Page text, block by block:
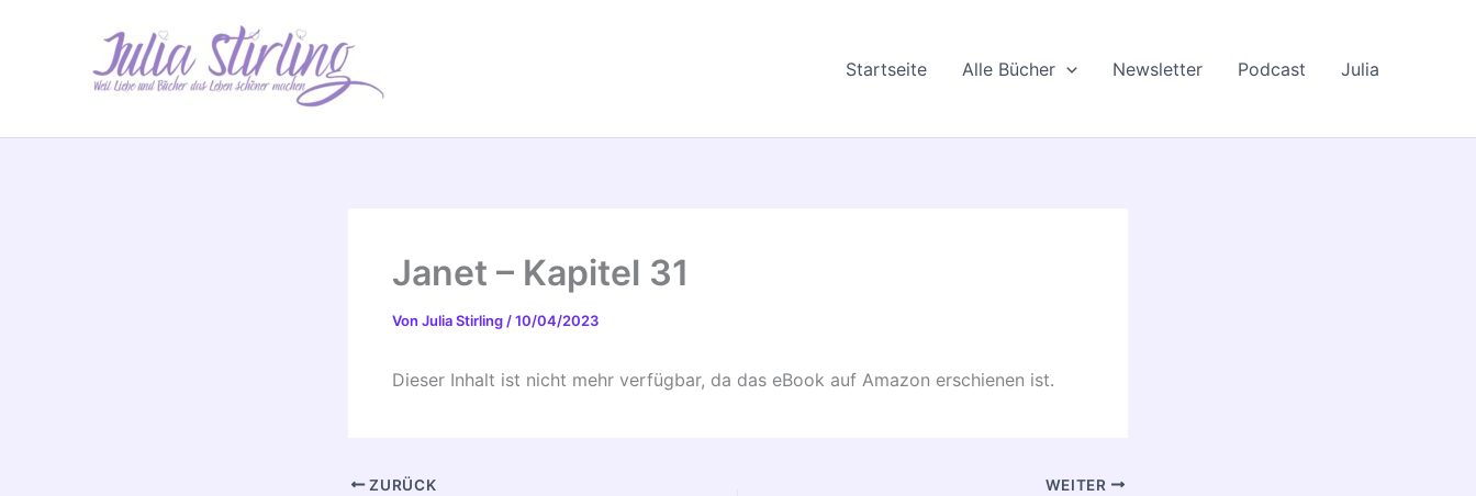
Startseite Alle Bücher Newsletter Podcast Julia
Janet – Kapitel 31
Von Julia Stirling /10/04/2023
Dieser Inhalt ist nicht mehr verfügbar, da das eBook auf Amazon erschienen ist.
ZURÜCK WEITER